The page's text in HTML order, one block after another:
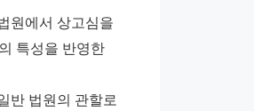
원에서 상고심을
특성을 반영한
반 법원의 관할로